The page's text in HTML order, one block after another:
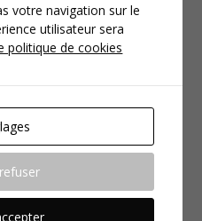
votre navigation sur le
utilisateur sera
politique de cookies